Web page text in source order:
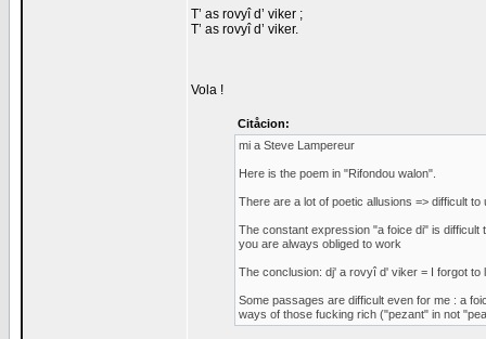
T’ as rovyî d’ viker ;
T’ as rovyî d’ viker.
Vola !
Citåcion:
mi a Steve Lampereur
Here is the poem in "Rifondou walon".
There are a lot of poetic allusions => difficult
The constant expression "a foice di" is difficult
you are always obliged to work
The conclusion: dj' a rovyî d' viker = I forgot to
Some passages are difficult even for me : a
ways of those fucking rich ("pezant" in not